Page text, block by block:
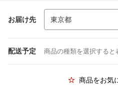
お届け先
配送予定 商品の種類を選択すると
商品をお気